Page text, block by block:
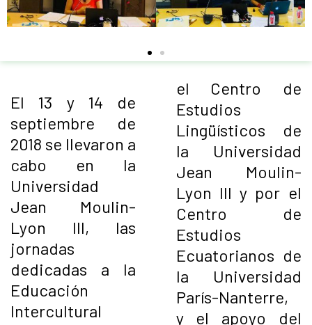
El 13 y 14 de
septiembre de
2018 se llevaron a
cabo en la
Universidad
Jean Moulin-
Lyon III, las
jornadas
dedicadas a la
Educación
Intercultural
el Centro de
Estudios
Lingüísticos de
la Universidad
Jean Moulin-
Lyon III y por el
Centro de
Estudios
Ecuatorianos de
la Universidad
París-Nanterre,
y el apoyo del